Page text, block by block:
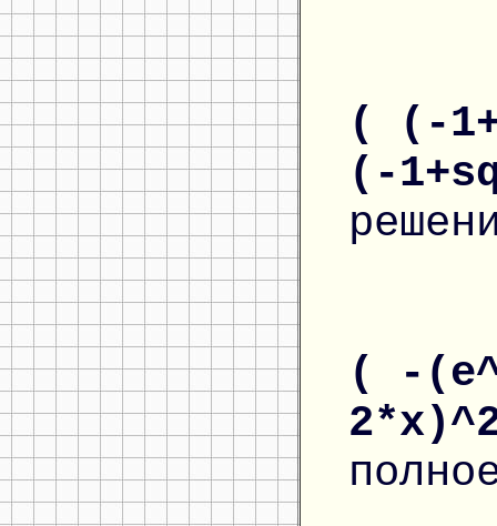
( (-
(-
( -